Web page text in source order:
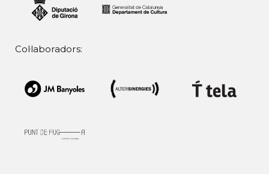
Col·laboradors: